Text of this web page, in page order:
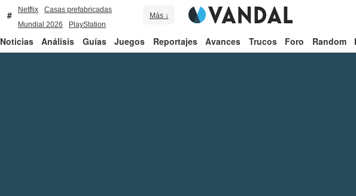
Netflix
Casas prefabricadas
Mundial 2026
PlayStation
Más ↓
Noticias Análisis Guías Juegos Reportajes Avances Trucos Foro Random